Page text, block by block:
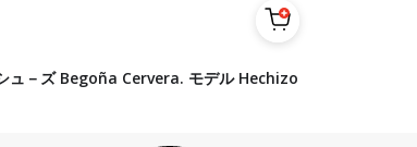
ュ－ズ Begoña Cervera. モデル Hechizo